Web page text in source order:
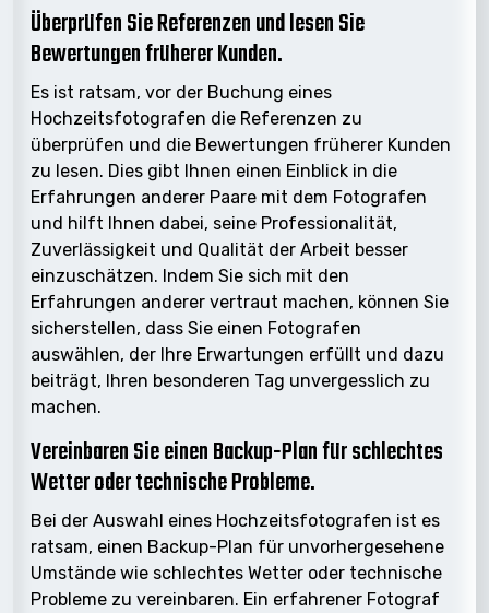
Überprüfen Sie Referenzen und lesen Sie
Bewertungen früherer Kunden.
Es ist ratsam, vor der Buchung eines
Hochzeitsfotografen die Referenzen zu
überprüfen und die Bewertungen früherer Kunden
zu lesen. Dies gibt Ihnen einen Einblick in die
Erfahrungen anderer Paare mit dem Fotografen
und hilft Ihnen dabei, seine Professionalität,
Zuverlässigkeit und Qualität der Arbeit besser
einzuschätzen. Indem Sie sich mit den
Erfahrungen anderer vertraut machen, können Sie
sicherstellen, dass Sie einen Fotografen
auswählen, der Ihre Erwartungen erfüllt und dazu
beiträgt, Ihren besonderen Tag unvergesslich zu
machen.
Vereinbaren Sie einen Backup-Plan für schlechtes
Wetter oder technische Probleme.
Bei der Auswahl eines Hochzeitsfotografen ist es
ratsam, einen Backup-Plan für unvorhergesehene
Umstände wie schlechtes Wetter oder technische
Probleme zu vereinbaren. Ein erfahrener Fotograf